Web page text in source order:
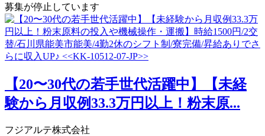
募集が停止しています
【20〜30代の若手世代活躍中】【未経
験から月収例33.3万円以上！粉末原...
フジアルテ株式会社